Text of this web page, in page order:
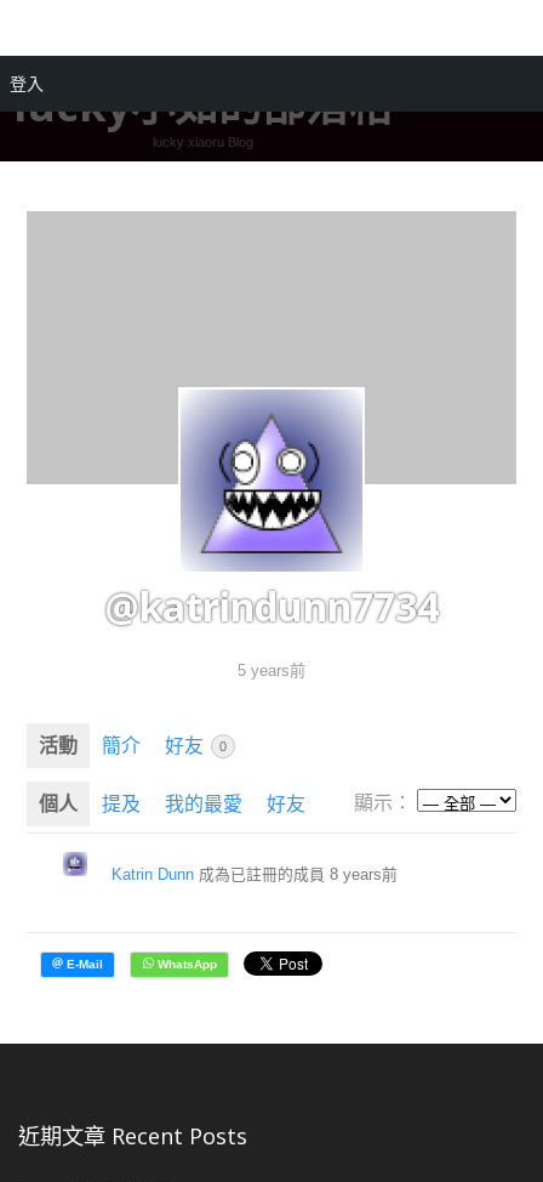
lucky小如的部落格
lucky xiaoru Blog
@katrindunn7734
5 years前
活動 簡介 好友 0
個人 提及 我的最愛 好友 顯示：
Katrin Dunn成為已註冊的成員 8 years前
近期文章 Recent Posts
登入